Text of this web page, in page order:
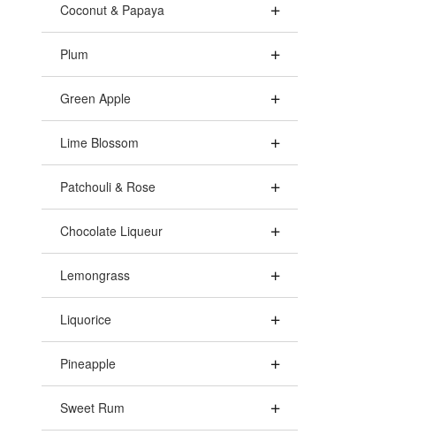
Coconut & Papaya
Plum
Green Apple
Lime Blossom
Patchouli & Rose
Chocolate Liqueur
Lemongrass
Liquorice
Pineapple
Sweet Rum